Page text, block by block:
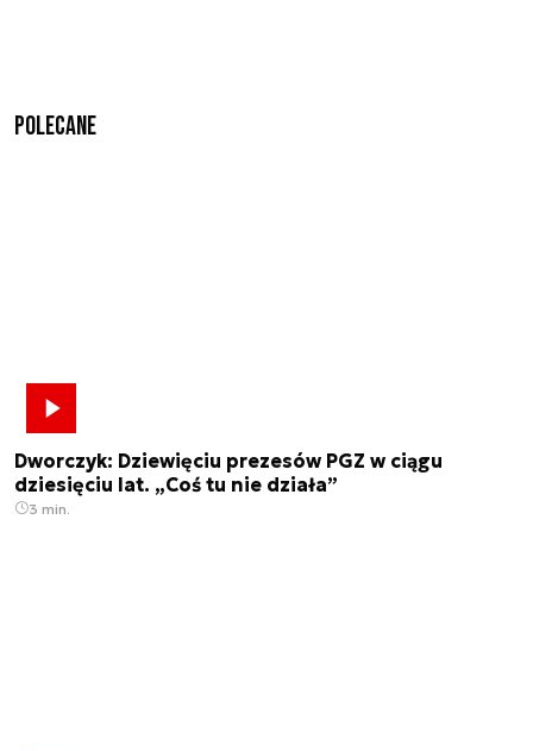
Polecane
Dworczyk: Dziewięciu prezesów PGZ w ciągu
dziesięciu lat. „Coś tu nie działa”
3 min.